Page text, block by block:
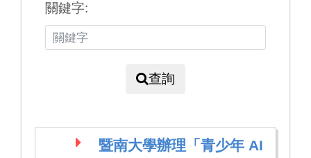
關鍵字:
查詢
暨南大學辦理「青少年 AI